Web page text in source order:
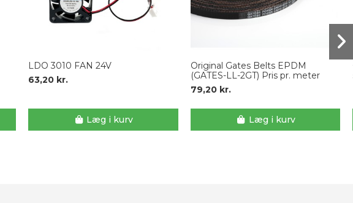
LDO 3010 FAN 24V
63,20 kr.
Læg i kurv
Original Gates Belts EPDM
(GATES-LL-2GT) Pris pr. meter
79,20 kr.
Læg i kurv